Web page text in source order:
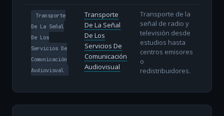
Transporte
De La Señal
De Los
Servicios De
Comunicación
Audiovisual
Transporte
De La Señal
De Los
Servicios De
Comunicación
Audiovisual
Transporte de la
señal de radio y
televisión desde
estudios hasta
centros emisores
o
redistribuidores.